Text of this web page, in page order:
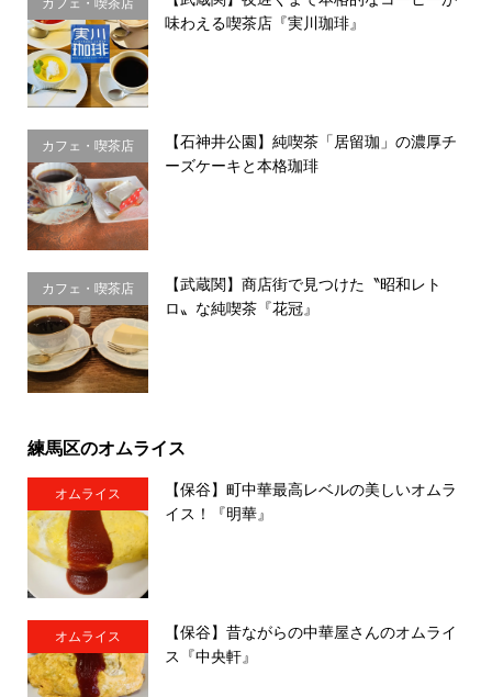
カフェ・喫茶店
味わえる喫茶店『実川珈琲』
カフェ・喫茶店
【石神井公園】純喫茶「居留珈」の濃厚チ
ーズケーキと本格珈琲
カフェ・喫茶店
【武蔵関】商店街で見つけた〝昭和レト
ロ〟な純喫茶『花冠』
練馬区のオムライス
オムライス
【保谷】町中華最高レベルの美しいオムラ
イス！『明華』
オムライス
【保谷】昔ながらの中華屋さんのオムライ
ス『中央軒』